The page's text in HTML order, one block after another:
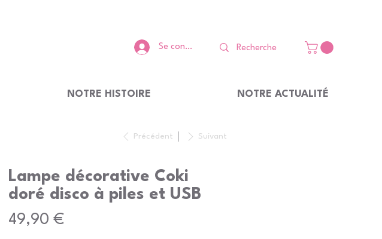
Se connecter
NOTRE HISTOIRE NOTRE ACTUALITÉ
Précédent Suivant
Lampe décorative Coki
doré disco à piles et USB
Prix
49,90 €